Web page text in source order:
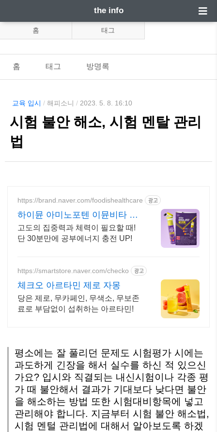
the info
홈 태그
홈 태그 방명록
교육 입시 / 해피소니 / 2023. 5. 8. 16:10
시험 불안 해소, 시험 멘탈 관리
법
https://brand.naver.com/foodishealthcare 광고
하이뮨 아미노포텐 이뮨비타 액
상으로 30분만에 빠른흡수
고도의 집중력과 체력이 필요할 때!
단 30분만에 공부에너지 충전 UP!
https://smartstore.naver.com/checko 광고
체크오 아르타민 제로 자몽
당은 제로, 무카페인, 무색소, 무보존
료로 부담없이 섭취하는 아르타민!
평소에는 잘 풀리던 문제도 시험평가 시에는
과도하게 긴장을 해서 실수를 하신 적 있으신
가요? 입시와 직결되는 내신시험이나 각종 평
가 때 불안해서 결과가 기대보다 낮다면 불안
을 해소하는 방법 또한 시험대비항목에 넣고
관리해야 합니다. 지금부터 시험 불안 해소법,
시험 멘털 관리법에 대해서 알아보도록 하겠